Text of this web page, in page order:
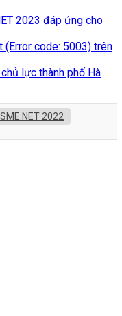
2023 đáp ứng cho
(Error code: 5003) trên
lực thành phố Hà
2022